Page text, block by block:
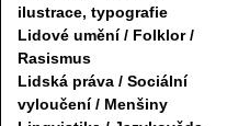
ilustrace, typografie
Lidové umění / Folklor /
Rasismus
Lidská práva / Sociální
vyloučení / Menšiny